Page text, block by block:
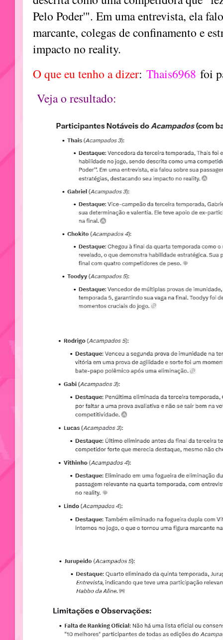
Pelo Poder'". Em uma entrevista, ela
marcante, colegas de confinamento e
impacto no reality.
O que eu tenho a dizer: Thais6968 foi
Veja o resultado: